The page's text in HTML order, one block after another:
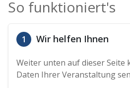
So funktioniert's
1 Wir helfen Ihnen
Weiter unten auf dieser Seite
Daten Ihrer Veranstaltung